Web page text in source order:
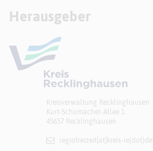
Herausgeber
Kreisverwaltung Recklinghausen
Kurt-Schumacher-Allee 1
45657 Recklinghausen
regiofreizeit[at]​kreis-re(dot)de